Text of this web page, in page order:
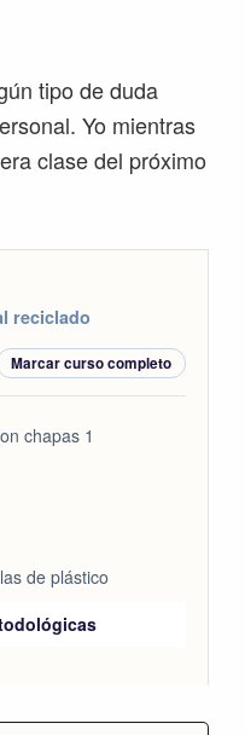
tipo de duda
Yo mientras
clase del próximo
reciclado
Marcar curso completo
chapas 1
de plástico